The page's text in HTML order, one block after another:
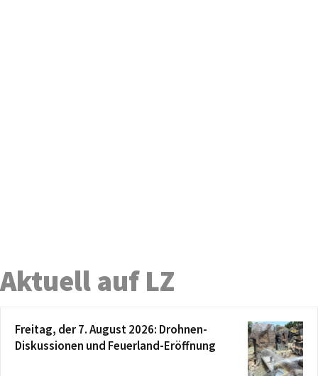
Aktuell auf LZ
Freitag, der 7. August 2026: Drohnen-
Diskussionen und Feuerland-Eröffnung